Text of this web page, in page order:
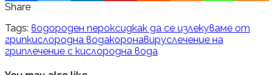
Share
Tags: водороден пероксидкак да се излекуваме от
грипкислородна водакоронавируслечение на
гриплечение с кислородна вода